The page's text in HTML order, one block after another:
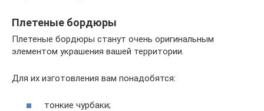
Плетеные бордюры
Плетеные бордюры станут очень оригинальным
элементом украшения вашей территории.
Для их изготовления вам понадобятся:
тонкие чурбаки;